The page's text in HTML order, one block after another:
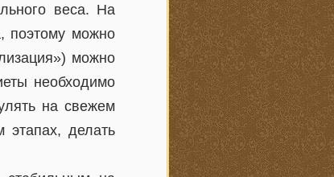
веса. На
поэтому можно
можно
необходимо
на свежем
делать